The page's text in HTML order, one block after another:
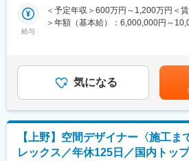
【研修内容について】
う場合もあるためチームで連携して対
※研修は単発実施の場合もあれば、年
ースがございます。
【働く環境】
・離職率は業界平均を大きく下回る5
■業務内容：
向けたインサイト創出、シナリオ分
ョンです。
・経営幹部向けダッシュボード構築・
・リスク・機会分析およびシナリオプ
・ROI分析、価格戦略検討、顧客採算
給与
＜予定年収＞600万円～1,200万円＜
＞年額（基本給）：6,000,000円～
す。月給(月額)は固定手当を含めた表
気になる
【上野】空間デザイナー〈施工ま
レックス／年休125日／国内トッ